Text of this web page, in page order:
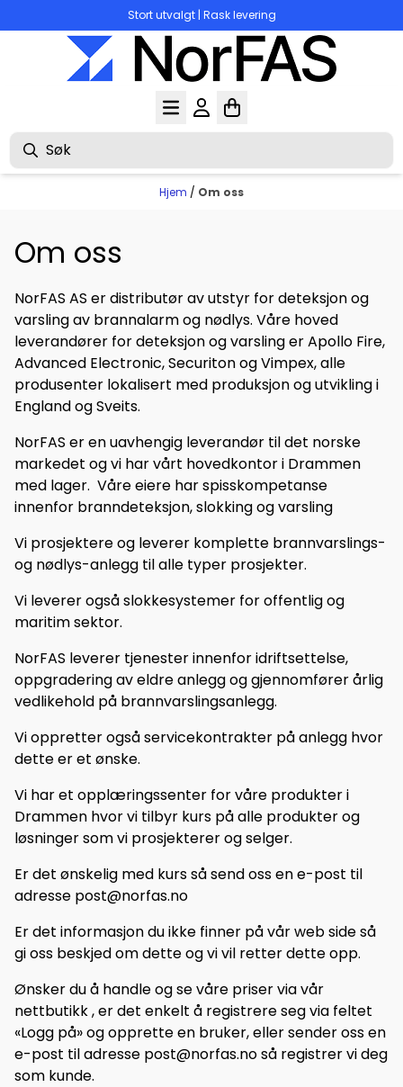
Stort utvalgt | Rask levering
Hjem / Om oss
Om oss
NorFAS AS er distributør av utstyr for deteksjon og
varsling av brannalarm og nødlys. Våre hoved
leverandører for deteksjon og varsling er Apollo Fire,
Advanced Electronic, Securiton og Vimpex, alle
produsenter lokalisert med produksjon og utvikling i
England og Sveits.
NorFAS er en uavhengig leverandør til det norske
markedet og vi har vårt hovedkontor i Drammen
med lager. Våre eiere har spisskompetanse
innenfor branndeteksjon, slokking og varsling
Vi prosjektere og leverer komplette brannvarslings-
og nødlys-anlegg til alle typer prosjekter.
Vi leverer også slokkesystemer for offentlig og
maritim sektor.
NorFAS leverer tjenester innenfor idriftsettelse,
oppgradering av eldre anlegg og gjennomfører årlig
vedlikehold på brannvarslingsanlegg.
Vi oppretter også servicekontrakter på anlegg hvor
dette er et ønske.
Vi har et opplæringssenter for våre produkter i
Drammen hvor vi tilbyr kurs på alle produkter og
løsninger som vi prosjekterer og selger.
Er det ønskelig med kurs så send oss en e-post til
adresse post@norfas.no
Er det informasjon du ikke finner på vår web side så
gi oss beskjed om dette og vi vil retter dette opp.
Ønsker du å handle og se våre priser via vår
nettbutikk , er det enkelt å registrere seg via feltet
«Logg på» og opprette en bruker, eller sender oss en
e-post til adresse post@norfas.no så registrer vi deg
som kunde.